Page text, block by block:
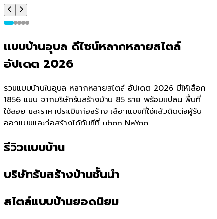
แบบบ้านอุบล ดีไซน์หลากหลายสไตล์
อัปเดต 2026
รวมแบบบ้านในอุบล หลากหลายสไตล์ อัปเดต 2026 มีให้เลือก
1856 แบบ จากบริษัทรับสร้างบ้าน 85 ราย พร้อมแปลน พื้นที่
ใช้สอย และราคาประเมินก่อสร้าง เลือกแบบที่ใช่แล้วติดต่อผู้รับ
ออกแบบและก่อสร้างได้ทันทีที่ ubon NaYoo
รีวิวแบบบ้าน
บริษัทรับสร้างบ้านชั้นนำ
สไตล์แบบบ้านยอดนิยม